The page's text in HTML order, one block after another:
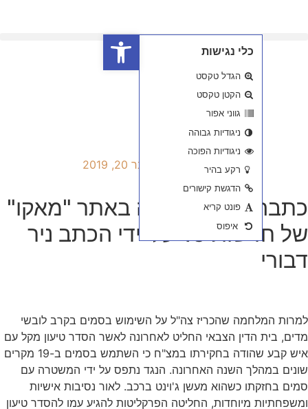
"מאקו"
13 על-ידי הכתב ניר
בסמים בקרב לובשי
לאשר הסדר טיעון מקל עם
איש קבע שהודה בחקירתו במצ"ח כי השתמש בסמים ב-19 מקרים
על ידי המשטרה עם
לאור נסיבות אישיות
להגיע עמו להסדר טיעון
פתח סרגל נגישות